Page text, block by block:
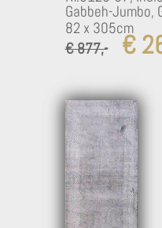
Gabbeh-Jumbo,
82 x 305cm
€ 877,-
€